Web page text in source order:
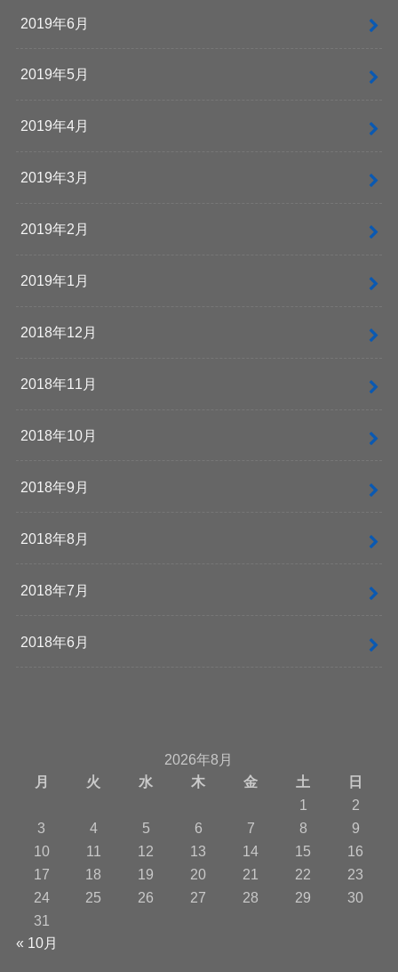
2019年6月
2019年5月
2019年4月
2019年3月
2019年2月
2019年1月
2018年12月
2018年11月
2018年10月
2018年9月
2018年8月
2018年7月
2018年6月
2026年8月
月
火 水 木 金 土
日
1
2
3
4 5 6 7 8
9
10
11 12 13 14 15
16
17
18 19 20 21 22
23
24
25 26 27 28 29
30
31
« 10月